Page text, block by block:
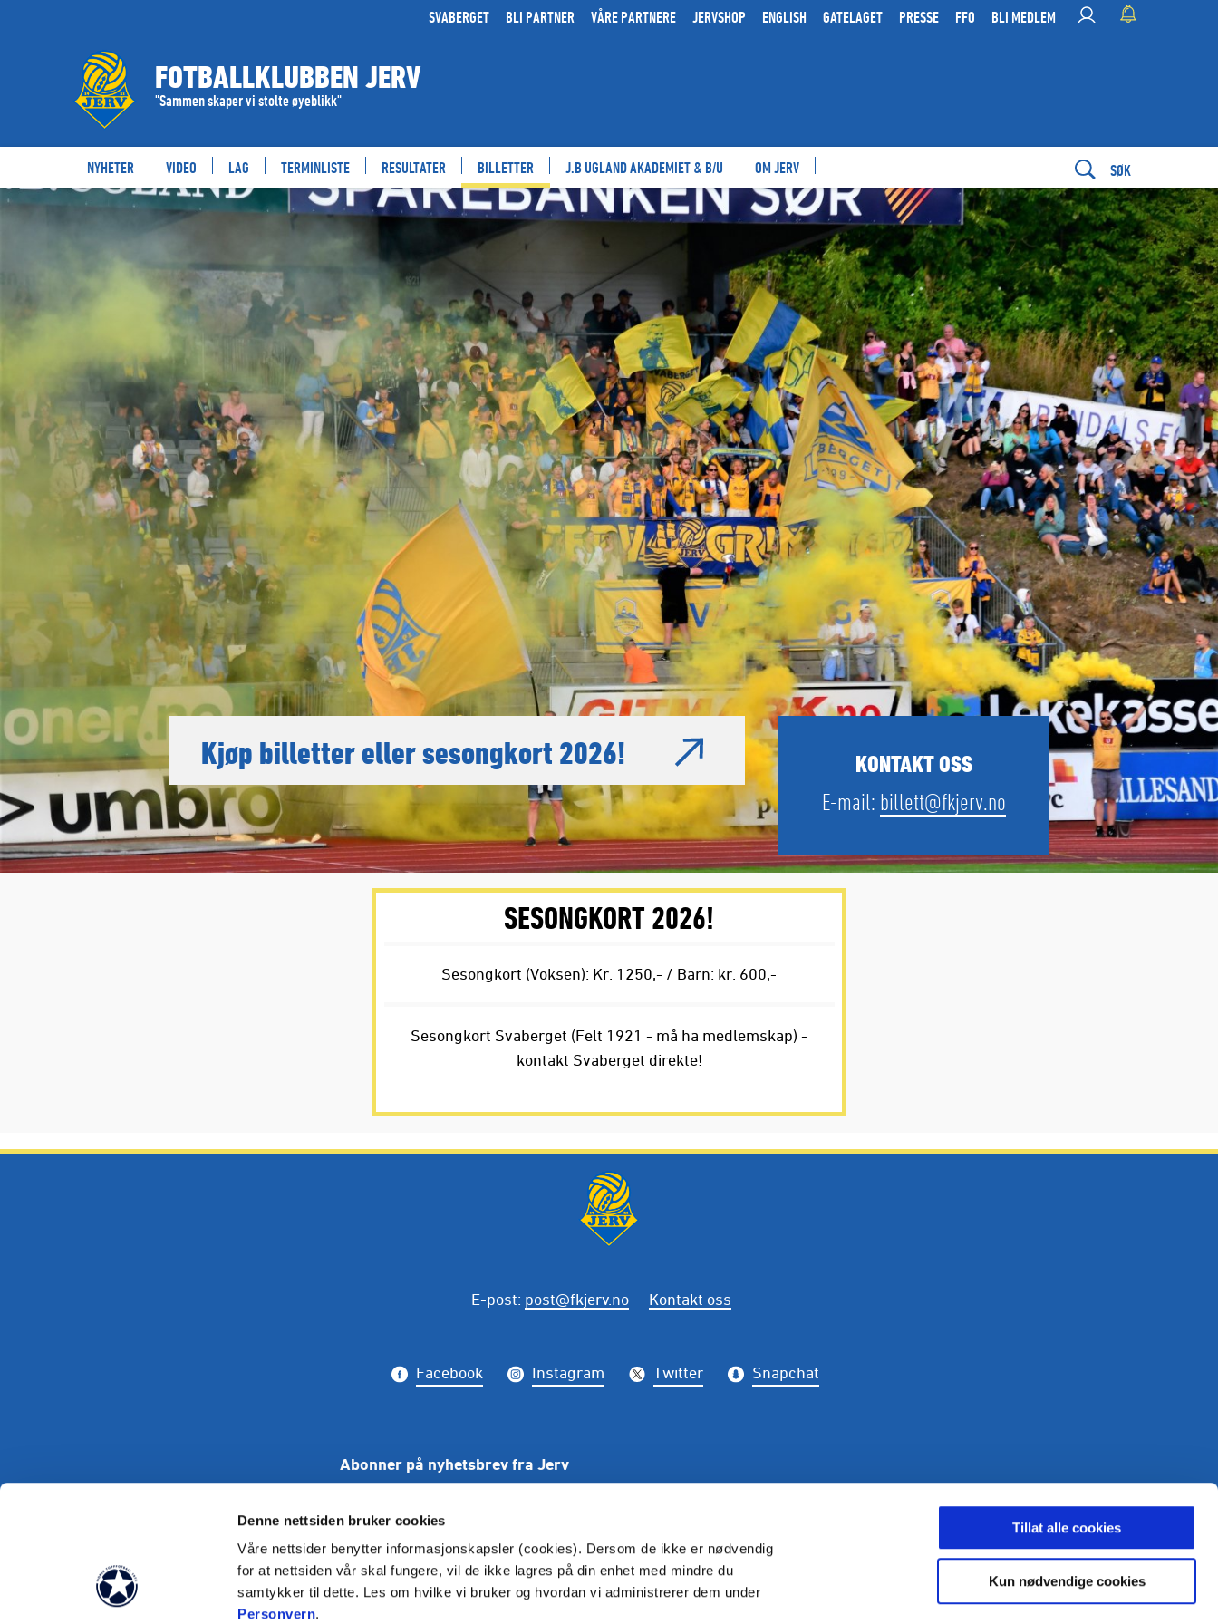
Denne nettsiden bruker cookies
Våre nettsider benytter informasjonskapsler (cookies). Dersom de ikke er nødvendig
for at nettsiden vår skal fungere, vil de ikke lagres på din enhet med mindre du
samtykker til dette. Les om hvilke vi bruker og hvordan vi administrerer dem under
Personvern.
Tillat alle cookies
Kun nødvendige cookies
SVABERGET BLI PARTNER VÅRE PARTNERE JERVSHOP ENGLISH GATELAGET PRESSE FFO BLI MEDLEM
FOTBALLKLUBBEN JERV
"Sammen skaper vi stolte øyeblikk"
NYHETER VIDEO LAG TERMINLISTE RESULTATER BILLETTER J.B UGLAND AKADEMIET & B/U OM JERV SØK
Kjøp billetter eller sesongkort 2026!
KONTAKT OSS
E-mail: billett@fkjerv.no
SESONGKORT 2026!
Sesongkort (Voksen): Kr. 1250,- / Barn: kr. 600,-
Sesongkort Svaberget (Felt 1921 - må ha medlemskap) -
kontakt Svaberget direkte!
E-post: post@fkjerv.no Kontakt oss
Facebook Instagram Twitter Snapchat
Abonner på nyhetsbrev fra Jerv